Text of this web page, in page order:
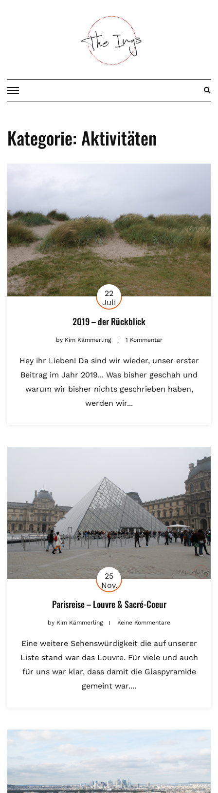
Kategorie: Aktivitäten
22
Juli
2019 – der Rückblick
byKim Kämmerling 1 Kommentar
Hey ihr Lieben! Da sind wir wieder, unser erster
Beitrag im Jahr 2019... Was bisher geschah und
warum wir bisher nichts geschrieben haben,
werden wir...
25
Nov.
Parisreise – Louvre & Sacré-Coeur
by Kim Kämmerling Keine Kommentare
Eine weitere Sehenswürdigkeit die auf unserer
Liste stand war das Louvre. Für viele und auch
für uns war klar, dass damit die Glaspyramide
gemeint war....